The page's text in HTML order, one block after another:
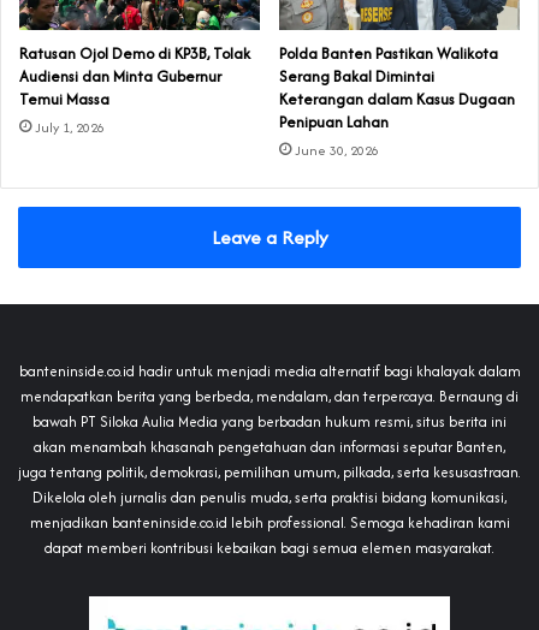
‎Ratusan Ojol Demo di KP3B, Tolak
Audiensi dan Minta Gubernur
Temui Massa
July 1, 2026
Polda Banten Pastikan Walikota
Serang Bakal Dimintai
Keterangan dalam Kasus Dugaan
Penipuan Lahan
June 30, 2026
Leave a Reply
banteninside.co.id hadir untuk menjadi media alternatif bagi khalayak dalam
mendapatkan berita yang berbeda, mendalam, dan terpercaya. Bernaung di
bawah PT Siloka Aulia Media yang berbadan hukum resmi, situs berita ini
akan menambah khasanah pengetahuan dan informasi seputar Banten,
juga tentang politik, demokrasi, pemilihan umum, pilkada, serta kesusastraan.
Dikelola oleh jurnalis dan penulis muda, serta praktisi bidang komunikasi,
menjadikan banteninside.co.id lebih professional. Semoga kehadiran kami
dapat memberi kontribusi kebaikan bagi semua elemen masyarakat.